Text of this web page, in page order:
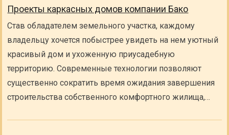
Проекты каркасных домов компании Бако
Став обладателем земельного участка, каждому
владельцу хочется побыстрее увидеть на нем уютный
красивый дом и ухоженную приусадебную
территорию. Современные технологии позволяют
существенно сократить время ожидания завершения
строительства собственного комфортного жилища,…